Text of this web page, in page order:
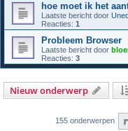
hoe moet ik het
Laatste bericht door
Reacties: 1
Probleem Browser
Laatste bericht door
Reacties: 3
Nieuw onderwerp
155 onderwerpen